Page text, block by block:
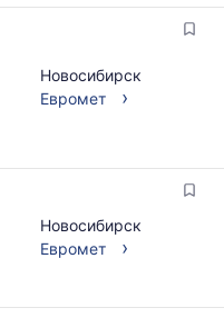
Новосибирск
Евромет
›
Новосибирск
Евромет
›